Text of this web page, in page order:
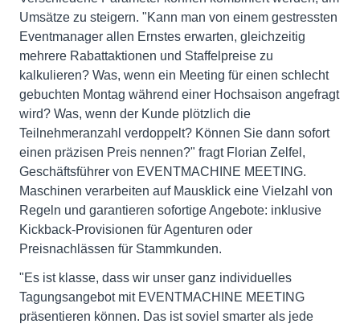
Umsätze zu steigern. "Kann man von einem gestressten
Eventmanager allen Ernstes erwarten, gleichzeitig
mehrere Rabattaktionen und Staffelpreise zu
kalkulieren? Was, wenn ein Meeting für einen schlecht
gebuchten Montag während einer Hochsaison angefragt
wird? Was, wenn der Kunde plötzlich die
Teilnehmeranzahl verdoppelt? Können Sie dann sofort
einen präzisen Preis nennen?" fragt Florian Zelfel,
Geschäftsführer von EVENTMACHINE MEETING.
Maschinen verarbeiten auf Mausklick eine Vielzahl von
Regeln und garantieren sofortige Angebote: inklusive
Kickback-Provisionen für Agenturen oder
Preisnachlässen für Stammkunden.
"Es ist klasse, dass wir unser ganz individuelles
Tagungsangebot mit EVENTMACHINE MEETING
präsentieren können. Das ist soviel smarter als jede